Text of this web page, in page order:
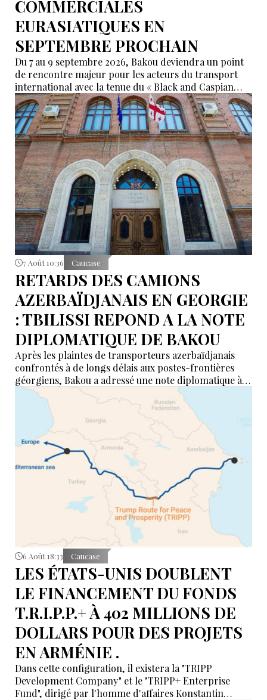
COMMERCIALES
EURASIATIQUES EN
SEPTEMBRE PROCHAIN
Du 7 au 9 septembre 2026, Bakou deviendra un point
de rencontre majeur pour les acteurs du transport
international avec la tenue du « Black and Caspian
Freight Forum 2026 ». L’événement réunira des
représentants des ports, du transport maritime, du
ferroviaire, de la logistique et des institutions
financières afin de discuter de l’avenir des corridors
reliant l’Asie, la mer Caspienne, la région de la mer
Noire et l’Europe.
7 Août 10:36 Caucase
RETARDS DES CAMIONS
AZERBAÏDJANAIS EN GEORGIE
: TBILISSI REPOND A LA NOTE
DIPLOMATIQUE DE BAKOU
Après les plaintes de transporteurs azerbaïdjanais
confrontés à de longs délais aux postes-frontières
géorgiens, Bakou a adressé une note diplomatique à
Tbilissi. Le ministère géorgien des Affaires étrangères
affirme avoir transmis la demande aux autorités
compétentes et annoncé des mesures pour examiner
les violations signalées.
6 Août 18:33 Caucase
LES ÉTATS-UNIS DOUBLENT
LE FINANCEMENT DU FONDS
T.R.I.P.P.+ À 402 MILLIONS DE
DOLLARS POUR DES PROJETS
EN ARMÉNIE .
Dans cette configuration, il existera la "TRIPP
Development Company" et le "TRIPP+ Enterprise
Fund", dirigé par l'homme d'affaires Konstantin